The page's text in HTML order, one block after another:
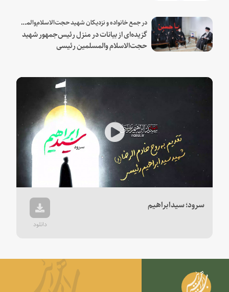
در جمع خانواده و نزدیکان شهید حجت‌الاسلام‌والمسلمین رئیسی:
گزیده‌ای از بیانات در منزل رئیس‌جمهور شهید
حجت‌الاسلام والمسلمین رئیسی
Play
Video
سرود؛ سیدابراهیم
دانلود